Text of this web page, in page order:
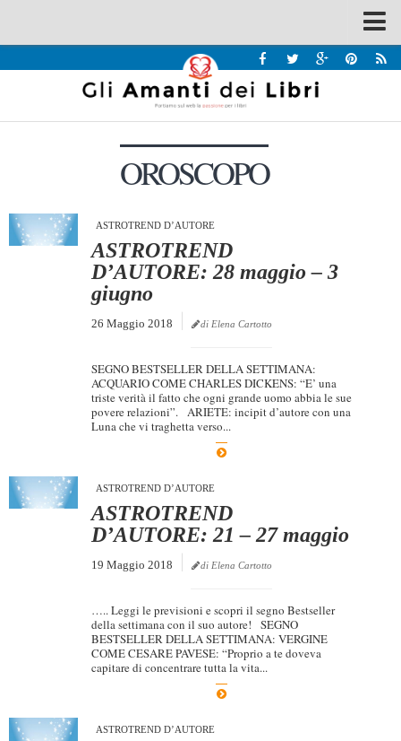
Recensioni
Interviste & Incontri
Chi siamo
Dicono di Noi
Archivio
Partnership
Giallo Stresa
Premio Chiara
A Tutto Volume
OROSCOPO
ASTROTREND D’AUTORE
ASTROTREND
D’AUTORE: 28 maggio – 3
giugno
26 Maggio 2018 di Elena Cartotto
SEGNO BESTSELLER DELLA SETTIMANA:
ACQUARIO COME CHARLES DICKENS: “E’ una
triste verità il fatto che ogni grande uomo abbia le sue
povere relazioni”. ARIETE: incipit d’autore con una
Luna che vi traghetta verso...
ASTROTREND D’AUTORE
ASTROTREND
D’AUTORE: 21 – 27 maggio
19 Maggio 2018 di Elena Cartotto
….. Leggi le previsioni e scopri il segno Bestseller
della settimana con il suo autore! SEGNO
BESTSELLER DELLA SETTIMANA: VERGINE
COME CESARE PAVESE: “Proprio a te doveva
capitare di concentrare tutta la vita...
ASTROTREND D’AUTORE